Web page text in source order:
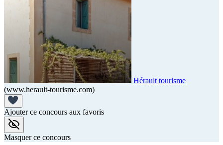
Hérault tourisme
(www.herault-tourisme.com)
Ajouter ce concours aux favoris
Masquer ce concours